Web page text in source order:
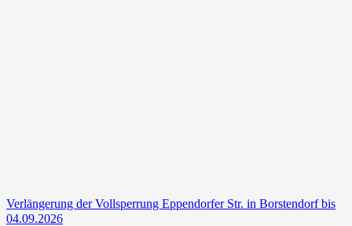
Verlängerung der Vollsperrung Eppendorfer Str. in Borstendorf bis
04.09.2026